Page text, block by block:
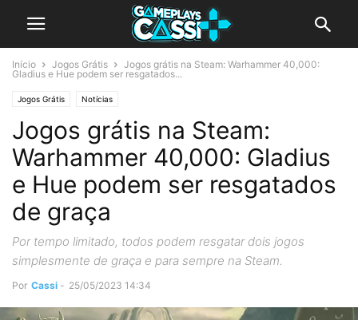
Início Jogos Grátis
Jogos grátis na Steam: Warhammer 40,000:
Gladius e Hue podem ser resgatados...
Jogos Grátis Notícias
Jogos grátis na Steam:
Warhammer 40,000: Gladius
e Hue podem ser resgatados
de graça
Por tempo limitado, todos podem resgatar dois jogos
simplesmente de graça e para sempre na Steam.
Por Cassi - 25/05/2023 14:34